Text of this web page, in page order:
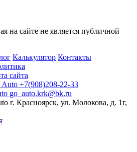
на сайте не является публичной
Калькулятор Контакты
сайта
+7(908)208-22-33
go_auto.krk@bk.ru
г. Красноярск, ул. Молокова, д. 1г,